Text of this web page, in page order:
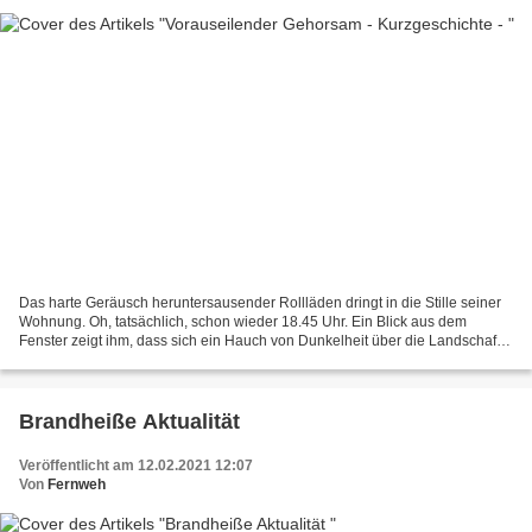
Das harte Geräusch heruntersausender Rollläden dringt in die Stille seiner
Wohnung. Oh, tatsächlich, schon wieder 18.45 Uhr. Ein Blick aus dem
Fenster zeigt ihm, dass sich ein Hauch von Dunkelheit über die Landschaft
Brandheiße Aktualität
Veröffentlicht am 12.02.2021 12:07
Von Fernweh